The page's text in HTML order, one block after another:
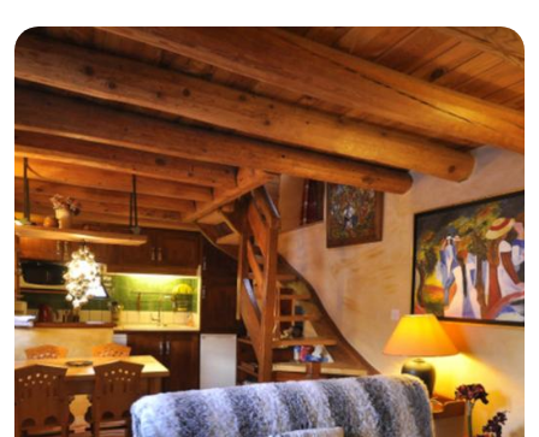
PATRIMOINE
RANDONNÉES
ORGANISER SON SÉJOUR
RECHERCHER
FR
GB
IT